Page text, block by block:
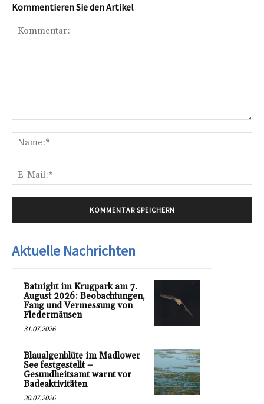
Kommentieren Sie den Artikel
Aktuelle Nachrichten
Batnight im Krugpark am 7.
August 2026: Beobachtungen,
Fang und Vermessung von
Fledermäusen
31.07.2026
Blaualgenblüte im Madlower
See festgestellt –
Gesundheitsamt warnt vor
Badeaktivitäten
30.07.2026